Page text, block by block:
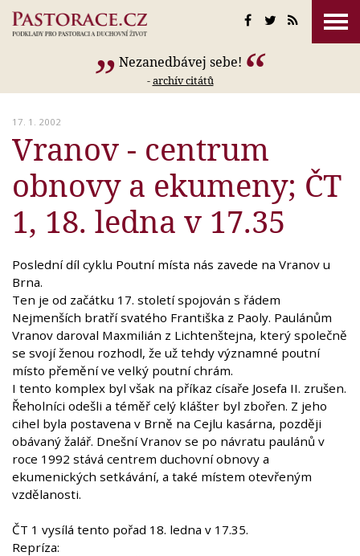
Nezanedbávej sebe!
-archív citátů
17. 1. 2002
Vranov - centrum
obnovy a ekumeny; ČT
1, 18. ledna v 17.35
Poslední díl cyklu Poutní místa nás zavede na Vranov u
Brna.
Ten je od začátku 17. století spojován s řádem
Nejmenších bratří svatého Františka z Paoly. Paulánům
Vranov daroval Maxmilián z Lichtenštejna, který společně
se svojí ženou rozhodl, že už tehdy významné poutní
místo přemění ve velký poutní chrám.
I tento komplex byl však na příkaz císaře Josefa II. zrušen.
Řeholníci odešli a téměř celý klášter byl zbořen. Z jeho
cihel byla postavena v Brně na Cejlu kasárna, později
obávaný žalář. Dnešní Vranov se po návratu paulánů v
roce 1992 stává centrem duchovní obnovy a
ekumenických setkávání, a také místem otevřeným
vzdělanosti.
ČT 1 vysílá tento pořad 18. ledna v 17.35.
Repríza: